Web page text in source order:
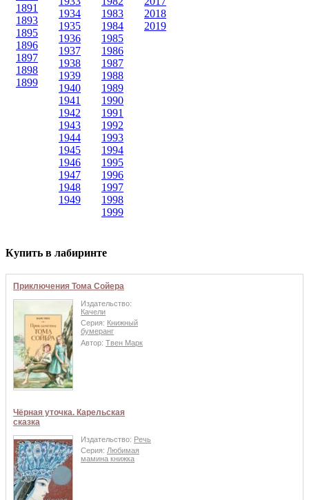
1891
1893
1895
1896
1897
1898
1899
1934
1935
1936
1937
1938
1939
1940
1941
1942
1943
1944
1945
1946
1947
1948
1949
1983
1984
1985
1986
1987
1988
1989
1990
1991
1992
1993
1994
1995
1996
1997
1998
1999
2018
2019
Купить в лабиринте
Приключения Тома Сойера
Издательство:
Качели
Серия: Книжный
бумеранг
Автор: Твен Марк
Чёрная уточка. Карельская
сказка
Издательство: Речь
Серия: Любимая
мамина книжка